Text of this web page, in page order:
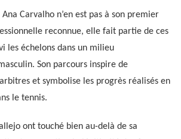
Carvalho n’en est pas à son premier
reconnue, elle fait partie de ces
les échelons dans un milieu
Son parcours inspire de
et symbolise les progrès réalisés en
le tennis.
ont touché bien au-delà de sa